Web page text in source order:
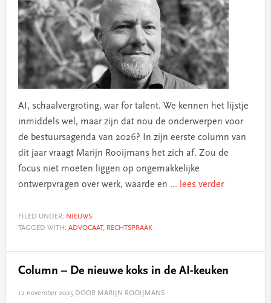
AI, schaalvergroting, war for talent. We kennen het lijstje
inmiddels wel, maar zijn dat nou de onderwerpen voor
de bestuursagenda van 2026? In zijn eerste column van
dit jaar vraagt Marijn Rooijmans het zich af. Zou de
focus niet moeten liggen op ongemakkelijke
ontwerpvragen over werk, waarde en ... lees verder
FILED UNDER: NIEUWS
TAGGED WITH: ADVOCAAT, RECHTSPRAAK
Column – De nieuwe koks in de AI-keuken
12 november 2025DOOR MARIJN ROOIJMANS